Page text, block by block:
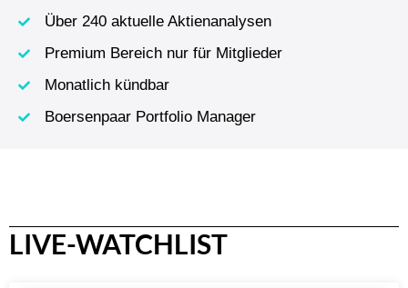
Über 240 aktuelle Aktienanalysen
Premium Bereich nur für Mitglieder
Monatlich kündbar
Boersenpaar Portfolio Manager
LIVE-WATCHLIST